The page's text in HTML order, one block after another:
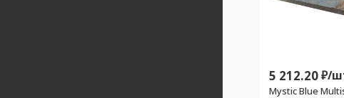
5 212.20₽/
Mystic Blue